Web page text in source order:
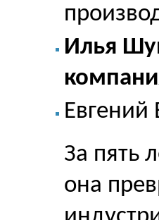
Илья
За пять
она